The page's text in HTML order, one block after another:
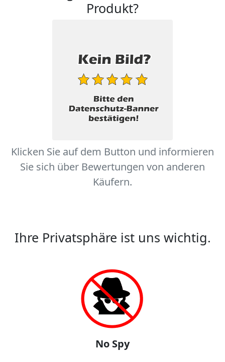
Produkt?
Klicken Sie auf dem Button und informieren
Sie sich über Bewertungen von anderen
Käufern.
Ihre Privatsphäre ist uns wichtig.
No Spy